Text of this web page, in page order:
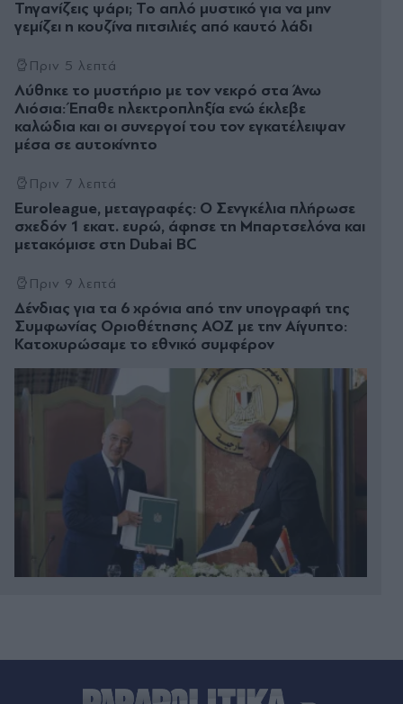
Τηγανίζεις ψάρι; Το απλό μυστικό για να μην
γεμίζει η κουζίνα πιτσιλιές από καυτό λάδι
Πριν 5 λεπτά
Λύθηκε το μυστήριο με τον νεκρό στα Άνω
Λιόσια: Έπαθε ηλεκτροπληξία ενώ έκλεβε
καλώδια και οι συνεργοί του τον εγκατέλειψαν
μέσα σε αυτοκίνητο
Πριν 7 λεπτά
Euroleague, μεταγραφές: Ο Σενγκέλια πλήρωσε
σχεδόν 1 εκατ. ευρώ, άφησε τη Μπαρτσελόνα και
μετακόμισε στη Dubai BC
Πριν 9 λεπτά
Δένδιας για τα 6 χρόνια από την υπογραφή της
Συμφωνίας Οριοθέτησης ΑΟΖ με την Αίγυπτο:
Κατοχυρώσαμε το εθνικό συμφέρον